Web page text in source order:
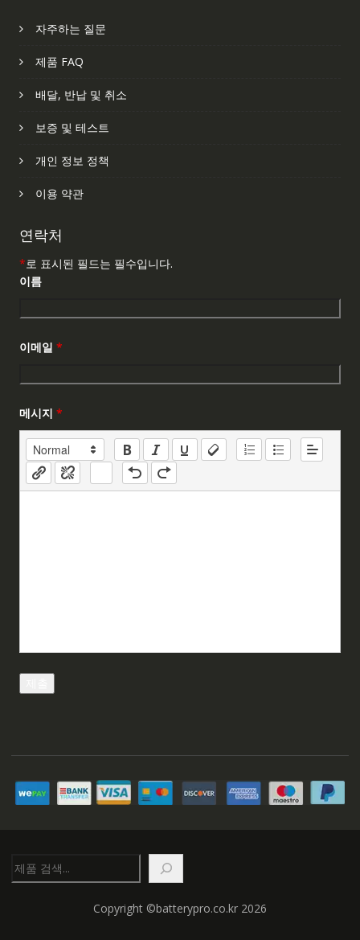
자주하는 질문
제품 FAQ
배달, 반납 및 취소
보증 및 테스트
개인 정보 정책
이용 약관
연락처
*로 표시된 필드는 필수입니다.
이름
이메일 *
메시지 *
색
Copyright ©batterypro.co.kr 2026